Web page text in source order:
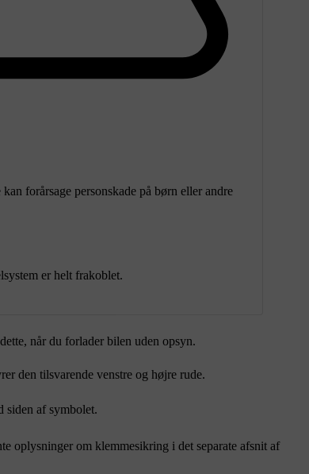
forårsage personskade på børn eller andre
er helt frakoblet.
når du forlader bilen uden opsyn.
den tilsvarende venstre og højre rude.
af symbolet.
oplysninger om klemmesikring i det separate afsnit af